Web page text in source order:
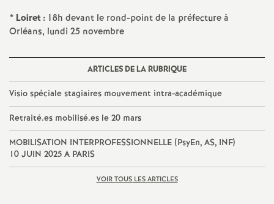
o
n
d
d
* Loiret : 18h devant le rond-point de la préfecture à
Orléans, lundi 25 novembre
ARTICLES DE LA RUBRIQUE
Visio spéciale stagiaires mouvement intra-académique
Retraité.es mobilisé.es le 20 mars
MOBILISATION INTERPROFESSIONNELLE (PsyEn, AS, INF)
10 JUIN 2025 A PARIS
VOIR TOUS LES ARTICLES